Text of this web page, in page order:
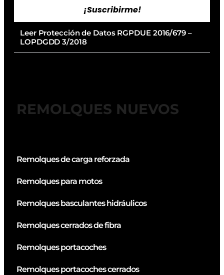
¡Suscribirme!
Leer Protección de Datos RGPDUE 2016/679 –
LOPDGDD 3/2018
REMOLQUES NUEVOS
Remolques de carga reforzada
Remolques para motos
Remolques basculantes hidráulicos
Remolques cerrados de fibra
Remolques portacoches
Remolques portacoches cerrados